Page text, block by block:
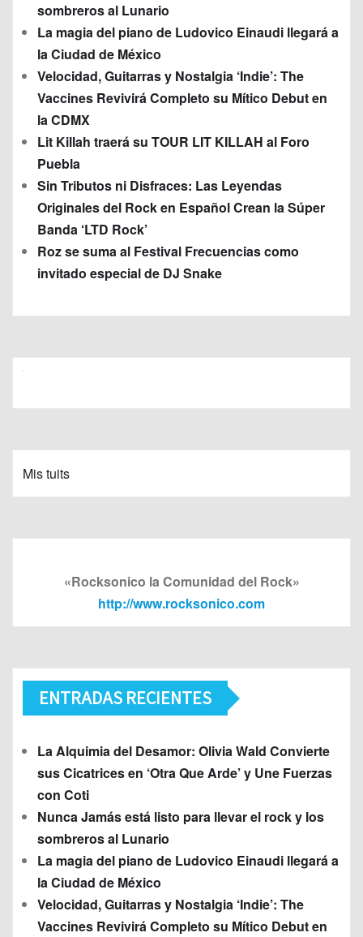
sombreros al Lunario
La magia del piano de Ludovico Einaudi llegará a
la Ciudad de México
Velocidad, Guitarras y Nostalgia ‘Indie’: The
Vaccines Revivirá Completo su Mítico Debut en
la CDMX
Lit Killah traerá su TOUR LIT KILLAH al Foro
Puebla
Sin Tributos ni Disfraces: Las Leyendas
Originales del Rock en Español Crean la Súper
Banda ‘LTD Rock’
Roz se suma al Festival Frecuencias como
invitado especial de DJ Snake
Mis tuits
«Rocksonico la Comunidad del Rock»
http://www.rocksonico.com
ENTRADAS RECIENTES
La Alquimia del Desamor: Olivia Wald Convierte
sus Cicatrices en ‘Otra Que Arde’ y Une Fuerzas
con Coti
Nunca Jamás está listo para llevar el rock y los
sombreros al Lunario
La magia del piano de Ludovico Einaudi llegará a
la Ciudad de México
Velocidad, Guitarras y Nostalgia ‘Indie’: The
Vaccines Revivirá Completo su Mítico Debut en